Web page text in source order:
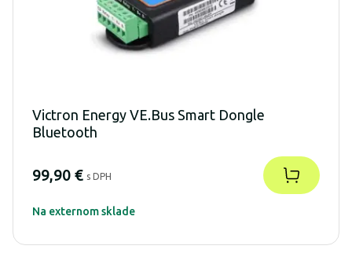
Victron Energy VE.Bus Smart Dongle
Bluetooth
99,90 € s DPH
Na externom sklade